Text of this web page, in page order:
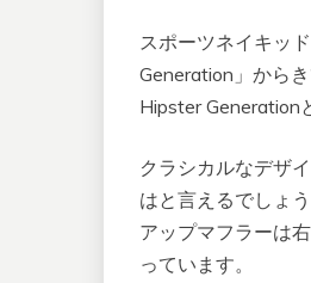
スポーツネイキッ
Generation」からき
Hipster Generation
クラシカルなデザ
はと言えるでしょう
アップマフラーは
っています。